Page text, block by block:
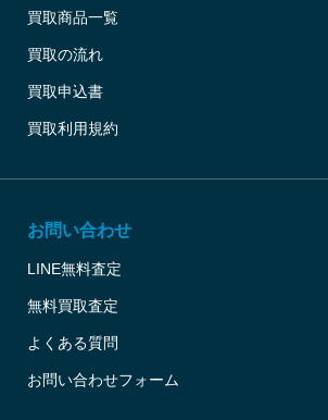
買取商品一覧
買取の流れ
買取申込書
買取利用規約
お問い合わせ
LINE無料査定
無料買取査定
よくある質問
お問い合わせフォーム